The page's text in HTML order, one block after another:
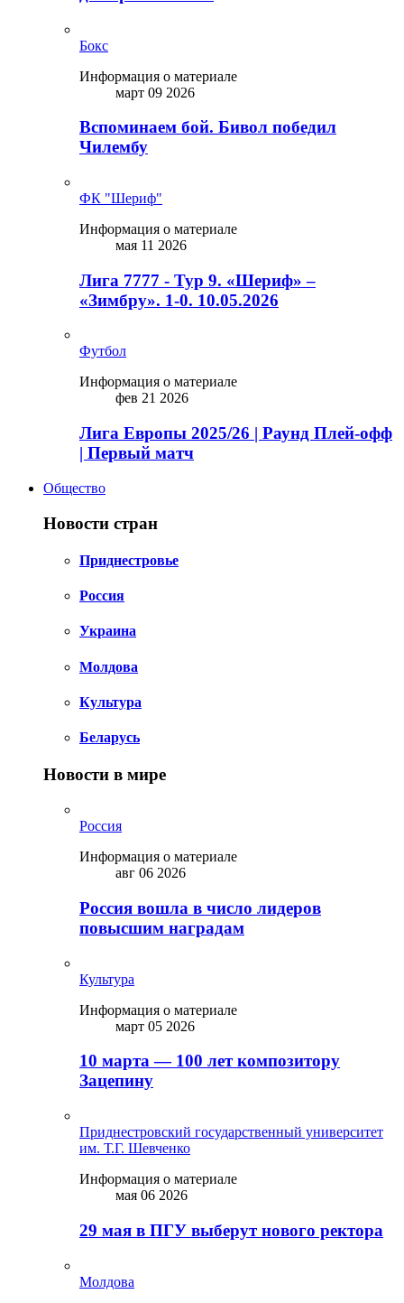
Бокс
Информация о материале
март 09 2026
Вспоминаем бой. Бивол победил
Чилембу
ФК "Шериф"
Информация о материале
мая 11 2026
Лига 7777 - Тур 9. «Шериф» –
«Зимбру». 1-0. 10.05.2026
Футбол
Информация о материале
фев 21 2026
Лига Европы 2025/26 | Раунд Плей-офф
| Первый матч
Общество
Новости стран
Приднестровье
Россия
Украина
Молдова
Культура
Беларусь
Новости в мире
Россия
Информация о материале
авг 06 2026
Россия вошла в число лидеров
повысшим наградам
Культура
Информация о материале
март 05 2026
10 марта — 100 лет композитору
Зацепину
Приднестровский государственный университет
им. Т.Г. Шевченко
Информация о материале
мая 06 2026
29 мая в ПГУ выберут нового ректора
Молдова